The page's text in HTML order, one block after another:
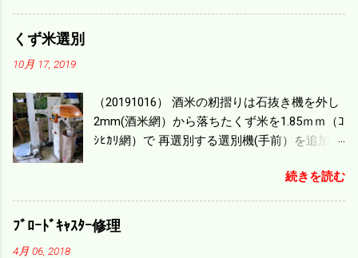
0.864/haの作業能力がある。 実際は回転した
機の容量、籾摺りの能力などのバランスの問
題で 今の機種で満足している。 というより買
った時はまだ耕作面積が少なく手が出せ 無か
のがある。キャビン付きだから一度は乗って
みたいと思う。 町内では5条刈りの100㎰で作
業する人がいる。 秋作業は儲かるというのが
くず米選別
10月 17, 2019
（20191016） 酒米の籾摺りは石抜き機を外し
2mm(酒米網）から落ちたくず米を1.85ｍｍ（ｺ
ｼﾋｶﾘ網）で 再選別する選別機(手前）を追加す
ず米より2倍近い値段になる。 後で選別するの
には手間がかかるので 一度に選別するやり方
を随分前からこの方式にした。 今年は酒米30
㎏を40袋したところで未熟が3袋出る。 1.85ｍ
続きを読む
ﾌﾞﾛｰﾄﾞｷｬｽﾀｰ修理
4月 06, 2018